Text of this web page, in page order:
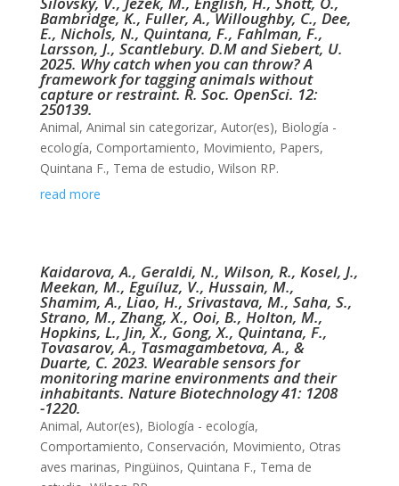
Bambridge, K., Fuller, A., Willoughby, C., Dee,
E., Nichols, N., Quintana, F., Fahlman, F.,
Larsson, J., Scantlebury. D.M and Siebert, U.
2025. Why catch when you can throw? A
framework for tagging animals without
capture or restraint. R. Soc. OpenSci. 12:
250139.
Animal, Animal sin categorizar, Autor(es), Biología -
ecología, Comportamiento, Movimiento, Papers,
Quintana F., Tema de estudio, Wilson RP.
read more
Kaidarova, A., Geraldi, N., Wilson, R., Kosel, J.,
Meekan, M., Eguíluz, V., Hussain, M.,
Shamim, A., Liao, H., Srivastava, M., Saha, S.,
Strano, M., Zhang, X., Ooi, B., Holton, M.,
Hopkins, L., Jin, X., Gong, X., Quintana, F.,
Tovasarov, A., Tasmagambetova, A., &
Duarte, C. 2023. Wearable sensors for
monitoring marine environments and their
inhabitants. Nature Biotechnology 41: 1208
-1220.
Animal, Autor(es), Biología - ecología,
Comportamiento, Conservación, Movimiento, Otras
aves marinas, Pingüinos, Quintana F., Tema de